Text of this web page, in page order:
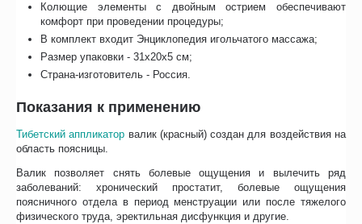
Колющие элементы с двойным острием обеспечивают
комфорт при проведении процедуры;
В комплект входит Энциклопедия игольчатого массажа;
Размер упаковки - 31х20х5 см;
Страна-изготовитель - Россия.
Показания к применению
Тибетский аппликатор валик (красный) создан для воздействия на
область поясницы.
Валик позволяет снять болевые ощущения и вылечить ряд
заболеваний: хронический простатит, болевые ощущения
поясничного отдела в период менструации или после тяжелого
физического труда, эректильная дисфункция и другие.